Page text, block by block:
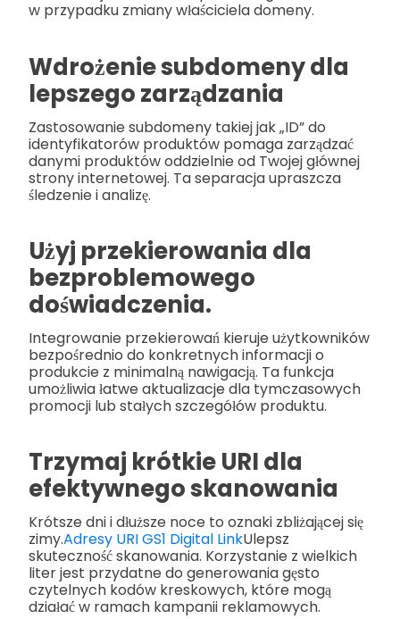
w przypadku zmiany właściciela domeny.
Wdrożenie subdomeny dla
lepszego zarządzania
Zastosowanie subdomeny takiej jak „ID” do
identyfikatorów produktów pomaga zarządzać
danymi produktów oddzielnie od Twojej głównej
strony internetowej. Ta separacja upraszcza
śledzenie i analizę.
Użyj przekierowania dla
bezproblemowego
doświadczenia.
Integrowanie przekierowań kieruje użytkowników
bezpośrednio do konkretnych informacji o
produkcie z minimalną nawigacją. Ta funkcja
umożliwia łatwe aktualizacje dla tymczasowych
promocji lub stałych szczegółów produktu.
Trzymaj krótkie URI dla
efektywnego skanowania
Krótsze dni i dłuższe noce to oznaki zbliżającej się
zimy.Adresy URI GS1 Digital LinkUlepsz
skuteczność skanowania. Korzystanie z wielkich
liter jest przydatne do generowania gęsto
czytelnych kodów kreskowych, które mogą
działać w ramach kampanii reklamowych.